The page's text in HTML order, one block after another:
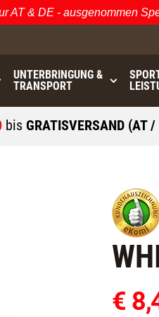
& DE - ausgenommen
UNTERBRINGUNG &
TRANSPORT
bis GRATISVERSAND (AT /
€